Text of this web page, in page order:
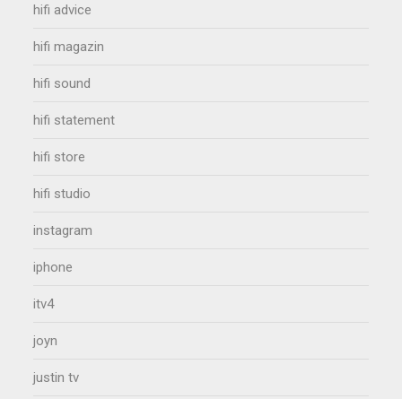
hifi advice
hifi magazin
hifi sound
hifi statement
hifi store
hifi studio
instagram
iphone
itv4
joyn
justin tv